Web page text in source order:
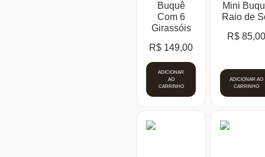
Buquê
Com 6
Girassóis
R$ 149,00
ADICIONAR
AO
CARRINHO
Mini
Raio de
R$
ADICIONAR AO
CARRINHO